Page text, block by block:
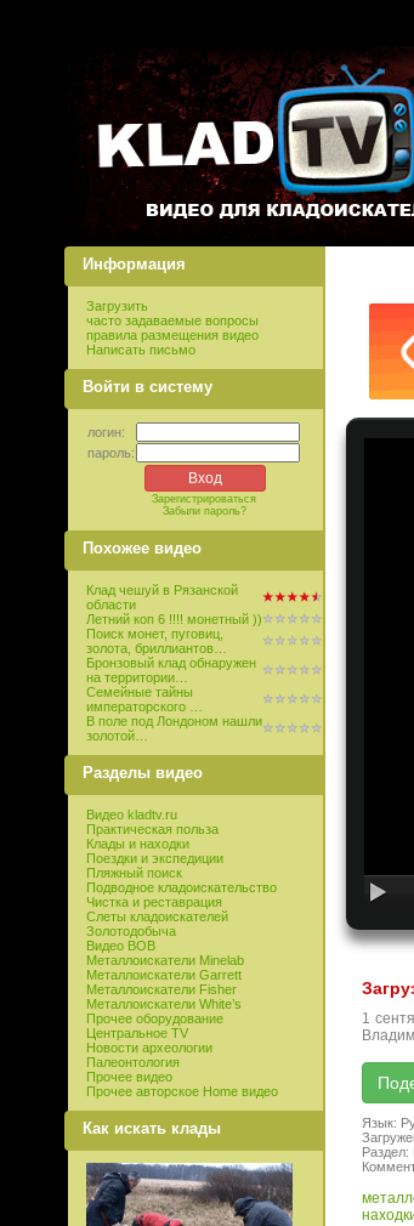
Информация
Загрузить
часто задаваемые вопросы
правила размещения видео
Написать письмо
Войти в систему
логин:
пароль:
Зарегистрироваться
Забыли пароль?
Похожее видео
Клад чешуй в Рязанской
области
Летний коп 6 !!!! монетный ))
Поиск монет, пуговиц,
золота, бриллиантов…
Бронзовый клад обнаружен
на территории…
Семейные тайны
императорского …
В поле под Лондоном нашли
золотой…
Разделы видео
Видео kladtv.ru
Практическая польза
Клады и находки
Поездки и экспедиции
Пляжный поиск
Подводное кладоискательство
Чистка и реставрация
Слеты кладоискателей
Золотодобыча
Видео ВОВ
Металлоискатели Minelab
Металлоискатели Garrett
Металлоискатели Fisher
Металлоискатели White’s
Прочее оборудование
Центральное TV
Новости археологии
Палеонтология
Прочее видео
Прочее авторское Home видео
Как искать клады
1
Язык:
Раздел: